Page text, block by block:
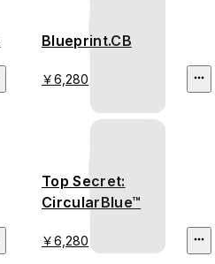
Blueprint.CB
￥6,280
Top Secret:
CircularBlue™
￥6,280